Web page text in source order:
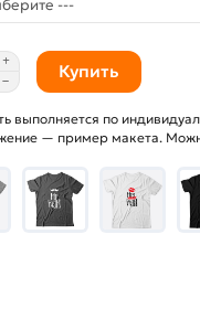
Купить
выполняется по
— пример макета.